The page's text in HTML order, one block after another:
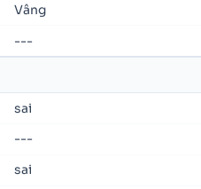
Vâng
---
sai
---
sai